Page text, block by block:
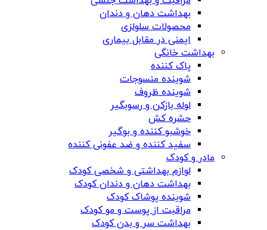
بهداشت دهان و دندان
محصولات سلولزی
ایمنی در مقابل بیماری
بهداشت خانگی
پاک کننده
شوینده منسوجات
شوینده ظروف
لوله بازکن و رسوبگیر
حشره کش
خوشبو کننده و بوگیر
سفید کننده و ضد عفونی کننده
مادر و کودک
لوازم بهداشتی و شخصی کودک
بهداشت دهان و دندان کودک
شوینده پوشاک کودک
مراقبت از پوست و مو کودک
بهداشت سر و بدن کودک